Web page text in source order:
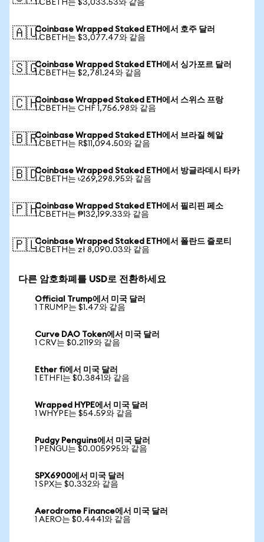
1 CBETH는 $3,033.53와 같음
🇦🇺Coinbase Wrapped Staked ETH에서 호주 달러
1 CBETH는 $3,077.47와 같음
🇸🇬Coinbase Wrapped Staked ETH에서 싱가포르 달러
1 CBETH는 $2,781.24와 같음
🇨🇭Coinbase Wrapped Staked ETH에서 스위스 프랑
1 CBETH는 CHF 1,756.98와 같음
🇧🇷Coinbase Wrapped Staked ETH에서 브라질 헤알
1 CBETH는 R$11,094.50와 같음
🇧🇩Coinbase Wrapped Staked ETH에서 방글라데시 타카
1 CBETH는 ৳269,298.95와 같음
🇵🇭Coinbase Wrapped Staked ETH에서 필리핀 페소
1 CBETH는 ₱132,199.33와 같음
🇵🇱Coinbase Wrapped Staked ETH에서 폴란드 즐로티
1 CBETH는 zł 8,090.03와 같음
다른 암호화폐를 USD로 전환하세요
Official Trump에서 미국 달러
1 TRUMP는 $1.47와 같음
Curve DAO Token에서 미국 달러
1 CRV는 $0.2119와 같음
Ether fi에서 미국 달러
1 ETHFI는 $0.3841와 같음
Wrapped HYPE에서 미국 달러
1 WHYPE는 $54.59와 같음
Pudgy Penguins에서 미국 달러
1 PENGU는 $0.005995와 같음
SPX6900에서 미국 달러
1 SPX는 $0.332와 같음
Aerodrome Finance에서 미국 달러
1 AERO는 $0.4441와 같음